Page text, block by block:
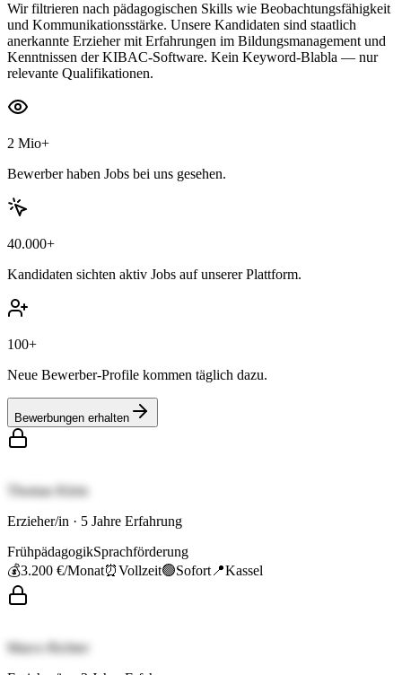
Wir filtrieren nach pädagogischen Skills wie Beobachtungsfähigkeit
und Kommunikationsstärke. Unsere Kandidaten sind staatlich
anerkannte Erzieher mit Erfahrungen im Bildungsmanagement und
Kenntnissen der KIBAC-Software. Kein Keyword-Blabla — nur
relevante Qualifikationen.
2 Mio+
Bewerber haben Jobs bei uns gesehen.
40.000+
Kandidaten sichten aktiv Jobs auf unserer Plattform.
100+
Neue Bewerber-Profile kommen täglich dazu.
Bewerbungen erhalten
Thomas Klein
Erzieher/in · 5 Jahre Erfahrung
FrühpädagogikSprachförderung
💰3.200 €/Monat⏰Vollzeit🟢Sofort 📍Kassel
Marco Richter